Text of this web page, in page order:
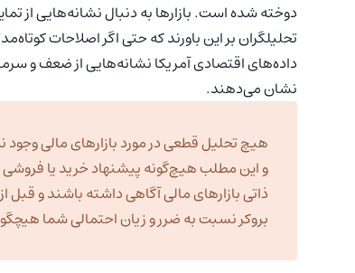
دوخته شده است. بازارها به دنبال نشانه‌هایی از
تحلیلگران بر این باورند که حتی اگر اصلاحات
داده‌های اقتصادی آمریکا نشانه‌هایی از ضعف و
نشان می‌دهند.
هیچ تحلیل قطعی در مورد بازارهای مالی وجود
و این مطلب هیچ‌گونه پیشنهاد خرید یا
ذاتی بازارهای مالی آگاهی داشته باشند و
بروکر نسبت به ضرر و زیان احتمالی شما